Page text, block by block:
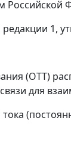
1,
(ОТТ)
для
тока